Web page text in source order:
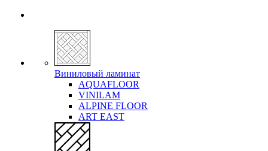
Виниловый ламинат
AQUAFLOOR
VINILAM
ALPINE FLOOR
ART EAST